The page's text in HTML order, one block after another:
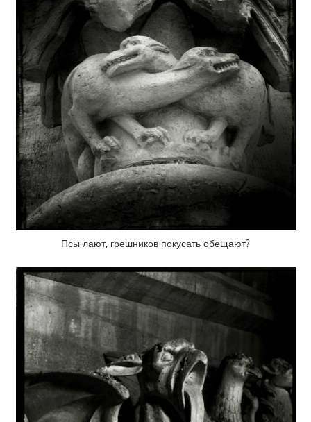
Псы лают, грешников покусать обещают?